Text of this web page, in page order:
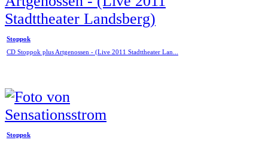
Stoppok
CD Stoppok plus Artgenossen - (Live 2011 Stadttheater Lan...
Stoppok